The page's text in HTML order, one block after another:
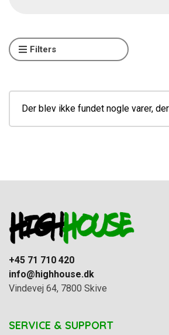
Filters
Der blev ikke fundet nogle varer,
+45 71 710 420
info@highhouse.dk
Vindevej 64, 7800 Skive
SERVICE & SUPPORT